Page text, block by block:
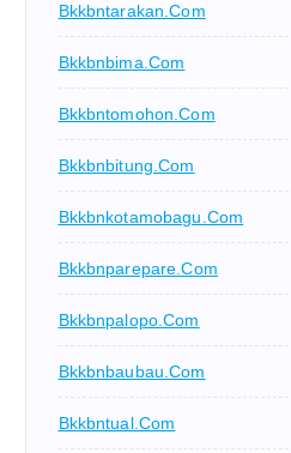
Bkkbntarakan.com
Bkkbnbima.com
Bkkbntomohon.com
Bkkbnbitung.com
Bkkbnkotamobagu.com
Bkkbnparepare.com
Bkkbnpalopo.com
Bkkbnbaubau.com
Bkkbntual.com